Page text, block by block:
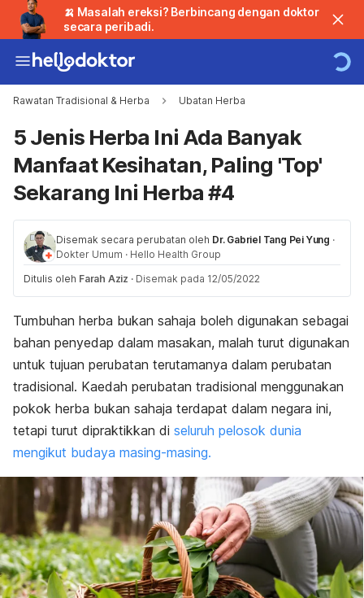
🍌 Masalah ereksi? Berbincang dengan doktor
secara peribadi.
Rawatan Tradisional & Herba Ubatan Herba
5 Jenis Herba Ini Ada Banyak
Manfaat Kesihatan, Paling 'Top'
Sekarang Ini Herba #4
Disemak secara perubatan oleh Dr. Gabriel Tang Pei Yung ·
Dokter Umum · Hello Health Group
Ditulis oleh Farah Aziz · Disemak pada 12/05/2022
Tumbuhan herba bukan sahaja boleh digunakan sebagai
bahan penyedap dalam masakan, malah turut digunakan
untuk tujuan perubatan terutamanya dalam perubatan
tradisional. Kaedah perubatan tradisional menggunakan
pokok herba bukan sahaja terdapat dalam negara ini,
tetapi turut dipraktikkan di seluruh pelosok dunia
mengikut budaya masing-masing.